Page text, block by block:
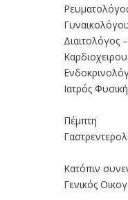
Διαιτολόγος
Ιατρός
Πέμπτη
Κατόπιν
Γενικός